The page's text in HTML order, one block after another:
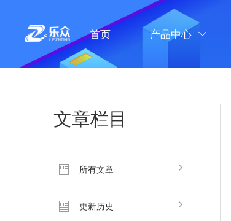
首页 产品中心
文章栏目
所有文章
更新历史